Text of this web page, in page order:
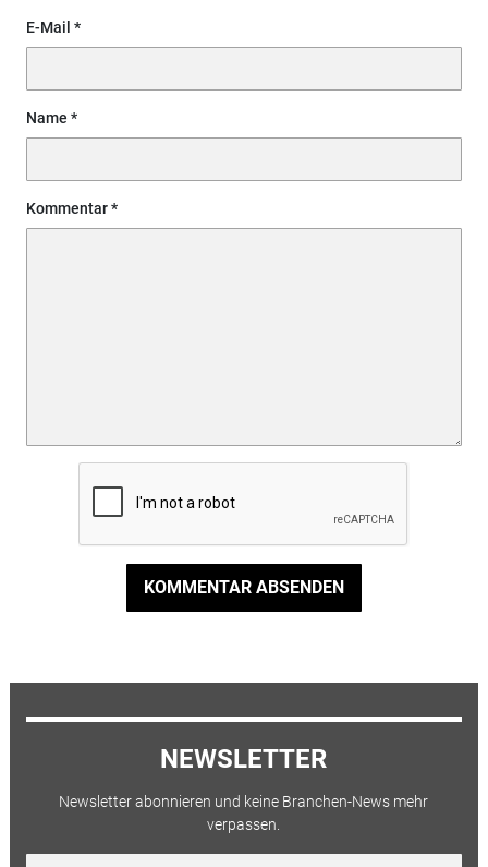
E-Mail
Name
Kommentar
KOMMENTAR ABSENDEN
NEWSLETTER
Newsletter abonnieren und keine Branchen-News mehr
verpassen.